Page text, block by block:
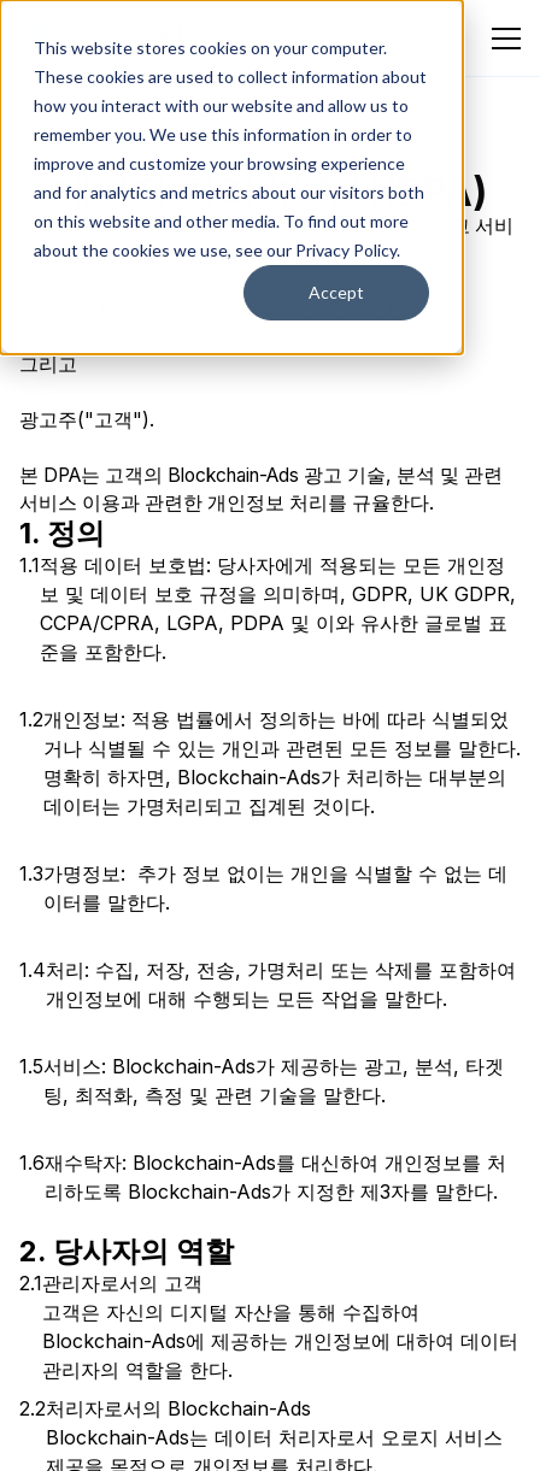
This website stores cookies on your computer.
These cookies are used to collect information about
how you interact with our website and allow us to
remember you. We use this information in order to
improve and customize your browsing experience
and for analytics and metrics about our visitors both
on this website and other media. To find out more
about the cookies we use, see our Privacy Policy.
Accept
데이터 처리 부속서(DPA)
본 데이터 처리 부속서("DPA")는 다음 당사자 간 광고 서비
스 기본계약("계약")의 일부를 구성한다:
BlockchainAds Labs LLC("Blockchain-Ads"),
그리고
광고주("고객").
본 DPA는 고객의 Blockchain-Ads 광고 기술, 분석 및 관련
서비스 이용과 관련한 개인정보 처리를 규율한다.
1. 정의
1.1적용 데이터 보호법: 당사자에게 적용되는 모든 개인정
보 및 데이터 보호 규정을 의미하며, GDPR, UK GDPR,
CCPA/CPRA, LGPA, PDPA 및 이와 유사한 글로벌 표
준을 포함한다.
1.2개인정보: 적용 법률에서 정의하는 바에 따라 식별되었
거나 식별될 수 있는 개인과 관련된 모든 정보를 말한다.
명확히 하자면, Blockchain-Ads가 처리하는 대부분의
데이터는 가명처리되고 집계된 것이다.
1.3가명정보: 추가 정보 없이는 개인을 식별할 수 없는 데
이터를 말한다.
1.4처리: 수집, 저장, 전송, 가명처리 또는 삭제를 포함하여
개인정보에 대해 수행되는 모든 작업을 말한다.
1.5서비스: Blockchain-Ads가 제공하는 광고, 분석, 타겟
팅, 최적화, 측정 및 관련 기술을 말한다.
1.6재수탁자: Blockchain-Ads를 대신하여 개인정보를 처
리하도록 Blockchain-Ads가 지정한 제3자를 말한다.
2. 당사자의 역할
2.1관리자로서의 고객
고객은 자신의 디지털 자산을 통해 수집하여
Blockchain-Ads에 제공하는 개인정보에 대하여 데이터
관리자의 역할을 한다.
2.2처리자로서의 Blockchain-Ads
Blockchain-Ads는 데이터 처리자로서 오로지 서비스
제공을 목적으로 개인정보를 처리한다.